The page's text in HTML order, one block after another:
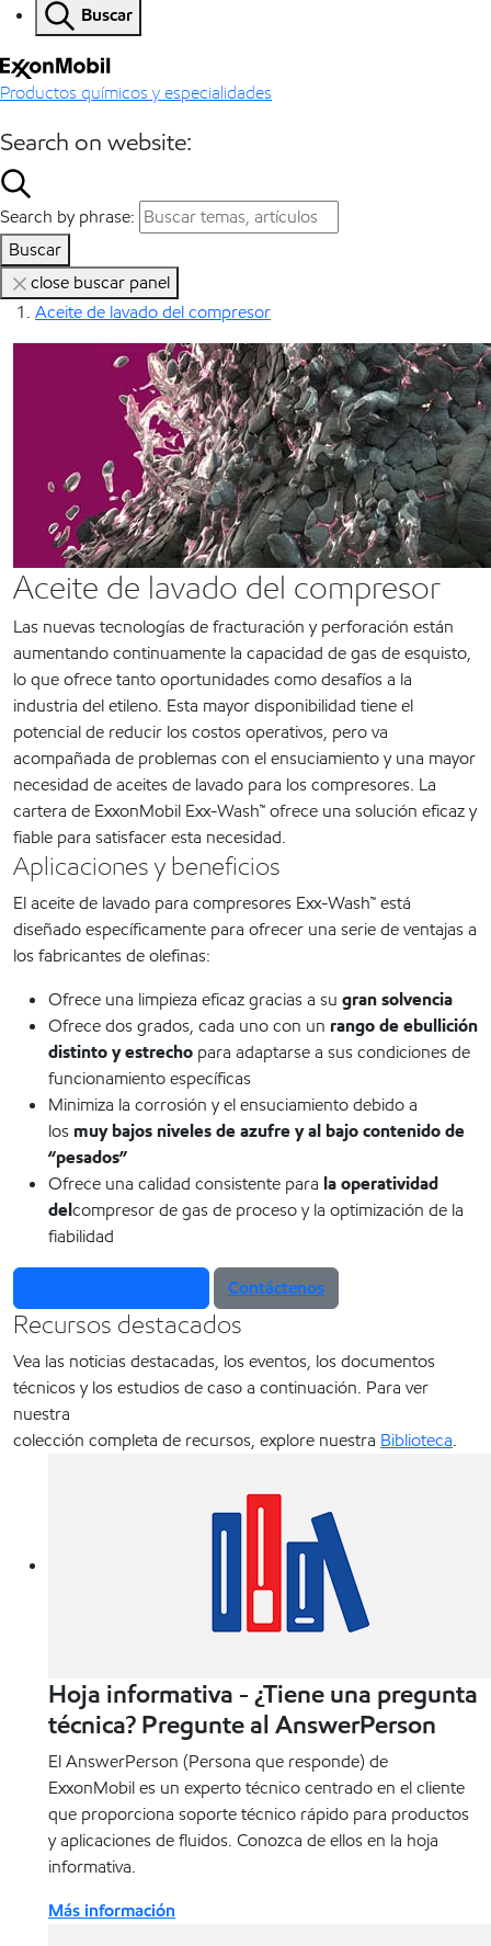
Buscar
Productos químicos y especialidades
Search on website:
Search by phrase:
Buscar
close buscar panel
Aceite de lavado del compresor
Aceite de lavado del compresor
Las nuevas tecnologías de fracturación y perforación están
aumentando continuamente la capacidad de gas de esquisto,
lo que ofrece tanto oportunidades como desafíos a la
industria del etileno. Esta mayor disponibilidad tiene el
potencial de reducir los costos operativos, pero va
acompañada de problemas con el ensuciamiento y una mayor
necesidad de aceites de lavado para los compresores. La
cartera de ExxonMobil Exx-Wash™ ofrece una solución eficaz y
fiable para satisfacer esta necesidad.
Aplicaciones y beneficios
El aceite de lavado para compresores Exx-Wash™ está
diseñado específicamente para ofrecer una serie de ventajas a
los fabricantes de olefinas:
Ofrece una limpieza eficaz gracias a su gran solvencia
Ofrece dos grados, cada uno con un rango de ebullición
distinto y estrecho para adaptarse a sus condiciones de
funcionamiento específicas
Minimiza la corrosión y el ensuciamiento debido a
los muy bajos niveles de azufre y al bajo contenido de
“pesados”
Ofrece una calidad consistente para la operatividad
delcompresor de gas de proceso y la optimización de la
fiabilidad
Contáctenos
Recursos destacados
Vea las noticias destacadas, los eventos, los documentos
técnicos y los estudios de caso a continuación. Para ver
nuestra
colección completa de recursos, explore nuestra Biblioteca.
Hoja informativa - ¿Tiene una pregunta
técnica? Pregunte al AnswerPerson
El AnswerPerson (Persona que responde) de
ExxonMobil es un experto técnico centrado en el cliente
que proporciona soporte técnico rápido para productos
y aplicaciones de fluidos. Conozca de ellos en la hoja
informativa.
Más información